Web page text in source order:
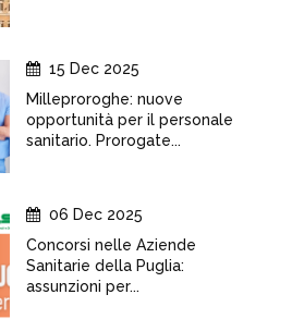
15 Dec 2025
Milleproroghe: nuove
opportunità per il personale
sanitario. Prorogate...
06 Dec 2025
Concorsi nelle Aziende
Sanitarie della Puglia:
assunzioni per...